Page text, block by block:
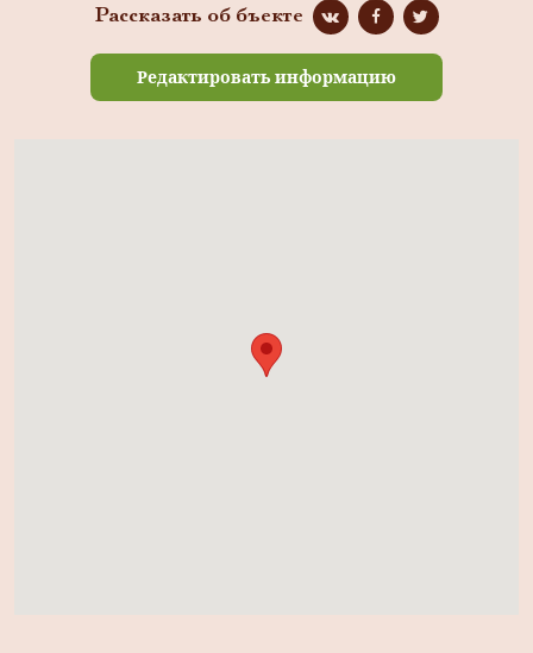
Рассказать об бъекте
Редактировать информацию